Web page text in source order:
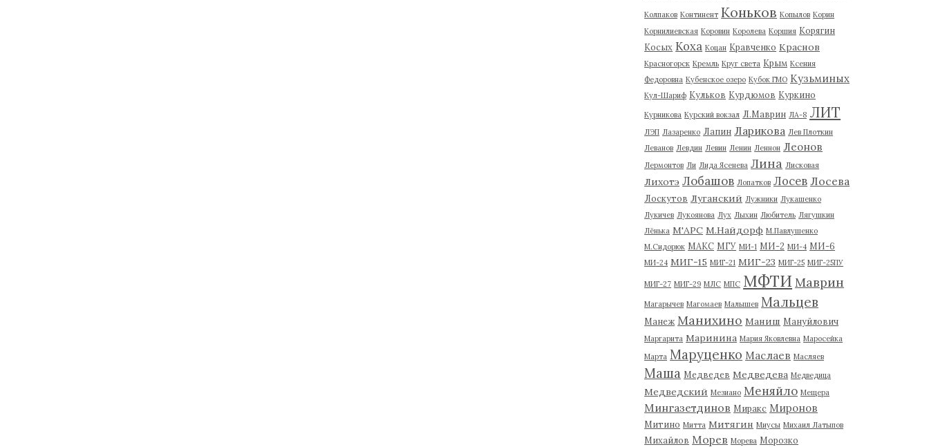
Колпаков Континент Коньков Копылов Корин
Корнилиевская Коровин Королева Коршия Корягин
Косых Коха Коцан Кравченко Краснов
Красногорск Кремль Круг света Крым Ксения
Федоровна Кубенское озеро Кубок ГМО Кузьминых
Кул-Шариф Кульков Курдюмов Куркино
Курникова Курский вокзал Л.Маврин ЛА-8 ЛИТ
ЛЭП Лазаренко Лапин Ларикова Лев Плоткин
Леванов Левдин Левин Ленин Леннон Леонов
Лермонтов Ли Лида Ясенева Лина Лисковая
Лихотэ Лобашов Лопатков Лосев Лосева
Лоскутов Луганский Лужники Лукашенко
Лукичев Лукоянова Лух Лыхин Любитель Лягушкин
Лёнька М'АРС М.Найдорф М.Павлушенко
М.Сидорюк МАКС МГУ МИ-1 МИ-2 МИ-4 МИ-6
МИ-24 МИГ-15 МИГ-21 МИГ-23 МИГ-25 МИГ-25ПУ
МИГ-27 МИГ-29 МЛС МПС МФТИ Маврин
Магарычев Магомаев Малышев Мальцев
Манеж Манихино Маниш Мануйлович
Маргарита Маринина Мария Яковлевна Маросейка
Марта Маруценко Маслаев Масляев
Маша Медведев Медведева Медведица
Медведский Мезиано Меняйло Мещера
Мингазетдинов Миракс Миронов
Митино Митта Митягин Миусы Михаил Латыпов
Михайлов Морев Морева Морозко